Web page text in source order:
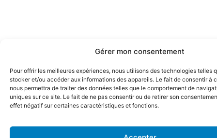
Gérer mon consentement
Pour offrir les meilleures expériences, nous utilisons des technologies telles
stocker et/ou accéder aux informations des appareils. Le fait de consentir à
nous permettra de traiter des données telles que le comportement de
uniques sur ce site. Le fait de ne pas consentir ou de retirer son
effet négatif sur certaines caractéristiques et fonctions.